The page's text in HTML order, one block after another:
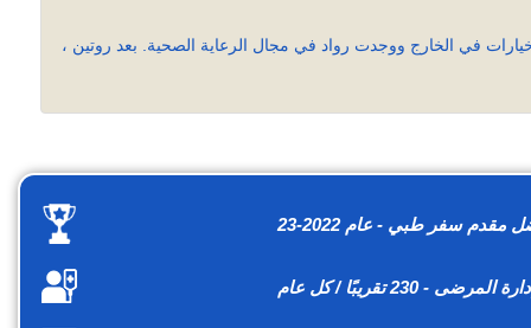
في الخارج ووجدت رواد في مجال الرعاية الصحية. بعد روتين ،
سفر طبي - عام 2022-23
- 230 تقريبًا / كل عام